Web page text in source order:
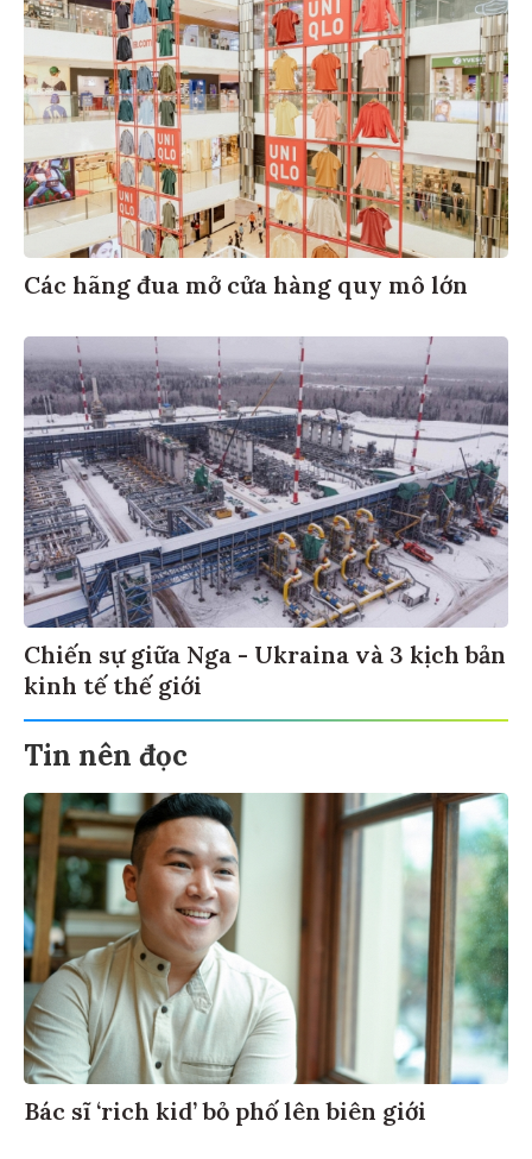
Các hãng đua mở cửa hàng quy mô lớn
Chiến sự giữa Nga - Ukraina và 3 kịch bản
kinh tế thế giới
Tin nên đọc
Bác sĩ ‘rich kid’ bỏ phố lên biên giới